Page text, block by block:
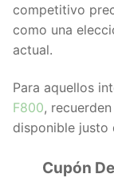
competitivo
como una
actual.
Para aquellos
F800,
disponible justo
Cupón